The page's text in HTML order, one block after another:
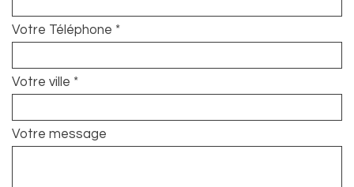
Votre Téléphone *
Votre ville *
Votre message